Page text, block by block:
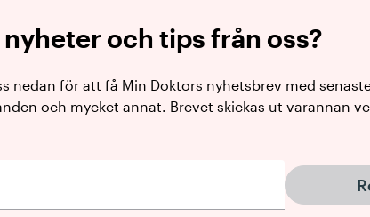
och tips från oss?
nedan för att få Min Doktors nyhetsbrev med
och mycket annat. Brevet skickas ut varannan